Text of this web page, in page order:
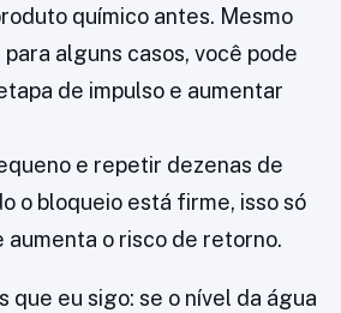
químico antes. Mesmo
alguns casos, você pode
de impulso e aumentar
e repetir dezenas de
o bloqueio está firme, isso só
aumenta o risco de retorno.
que eu sigo: se o nível da água